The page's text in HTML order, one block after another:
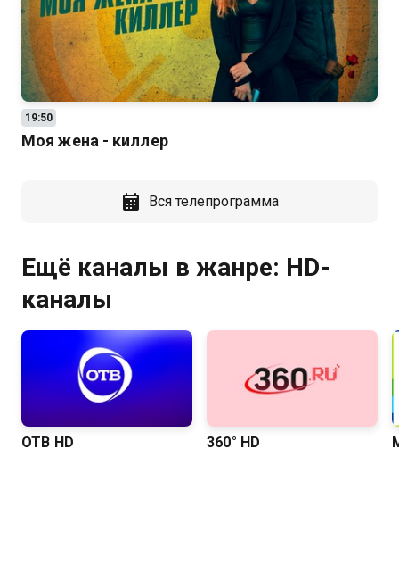
19:50
Моя жена - киллер
Вся телепрограмма
Ещё каналы в жанре: HD-
каналы
ОТВ HD 360° HD